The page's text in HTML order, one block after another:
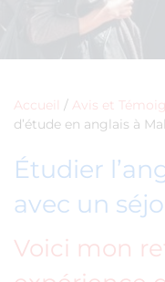
Accueil / Avis et
d’étude en anglais à
Étudier
avec un
Voici mon